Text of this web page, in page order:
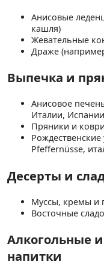
Анисовые
кашля)
Жевательные
Драже
Выпечка и
Анисовое
Италии,
Пряники и
Pfeffernüsse,
Десерты и
Муссы, кремы и
Восточные
Алкогольные
напитки